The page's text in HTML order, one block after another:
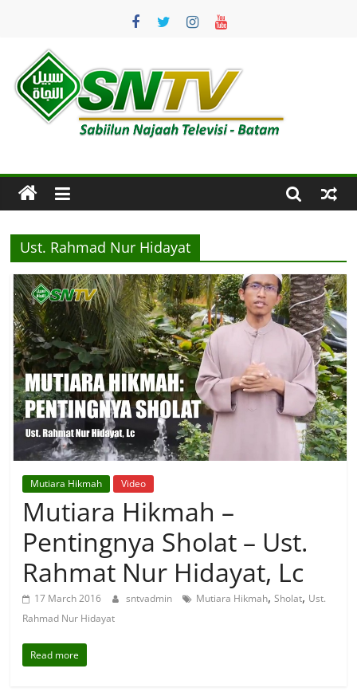
content
SNTV
Najaah
Televisi
–
Batam
Ust. Rahmad Nur Hidayat
Mutiara Hikmah Video
Mutiara Hikmah –
Pentingnya Sholat – Ust.
Rahmat Nur Hidayat, Lc
17 March 2016 sntvadmin Mutiara Hikmah,Sholat, Ust.
Rahmad Nur Hidayat
Read more